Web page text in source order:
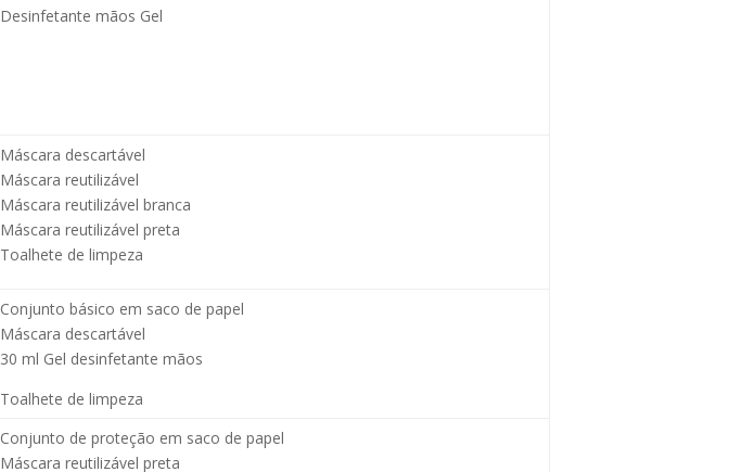
Desinfetante mãos Gel
Máscara descartável
Máscarareutilizável
Máscara reutilizável branca
Máscara reutilizável preta
Toalhete de limpeza
Conjunto básico em saco de papel
Máscara descartável
30 ml Gel desinfetantemãos
Toalhete de limpeza
Conjunto de proteção em saco de papel
Máscara reutilizável preta